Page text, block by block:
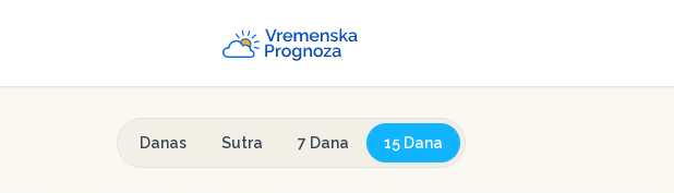
Danas Sutra 7 Dana 15 Dana